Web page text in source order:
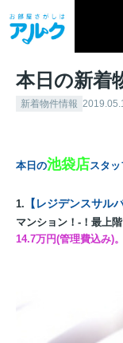
本日の新着
新着物件情報
本日の池袋店スタ
1. 【レジデンスサル
マンション！-！最上
14.7万円(管理費込み)。